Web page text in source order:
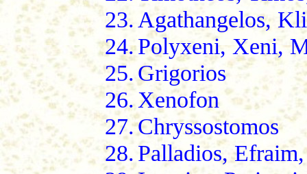
23. Agathangelos,
24.Polyxeni, Xeni,
25.Grigorios
26.Xenofon
27.Chryssostomos
28. Palladios,